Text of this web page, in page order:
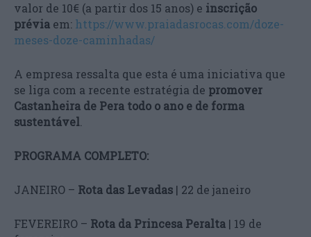
valor de 10€ (a partir dos 15 anos) e inscrição
prévia em: https://www.praiadasrocas.com/doze-
meses-doze-caminhadas/
A empresa ressalta que esta é uma iniciativa que
se liga com a recente estratégia de promover
Castanheira de Pera todo o ano e de forma
sustentável
PROGRAMA COMPLETO:
JANEIRO – Rota das Levadas | 22 de janeiro
FEVEREIRO – Rota da Princesa Peralta | 19 de